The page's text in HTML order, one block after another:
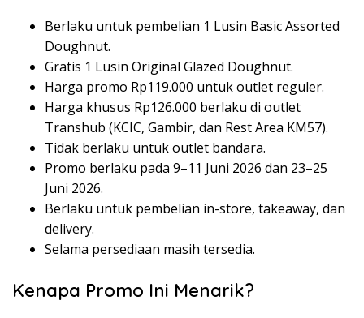
Berlaku untuk pembelian 1 Lusin Basic Assorted
Doughnut.
Gratis 1 Lusin Original Glazed Doughnut.
Harga promo Rp119.000 untuk outlet reguler.
Harga khusus Rp126.000 berlaku di outlet
Transhub (KCIC, Gambir, dan Rest Area KM57).
Tidak berlaku untuk outlet bandara.
Promo berlaku pada 9–11 Juni 2026 dan 23–25
Juni 2026.
Berlaku untuk pembelian in-store, takeaway, dan
delivery.
Selama persediaan masih tersedia.
Kenapa Promo Ini Menarik?